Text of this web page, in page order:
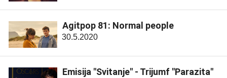
Agitpop 81: Normal people
30.5.2020
Emisija "Svitanje" - Trijumf "Parazita"